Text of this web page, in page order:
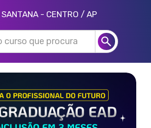
SANTANA - CENTRO / AP